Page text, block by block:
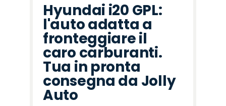
Hyundai i20 GPL:
l'auto adatta a
fronteggiare il
caro carburanti.
Tua in pronta
consegna da Jolly
Auto